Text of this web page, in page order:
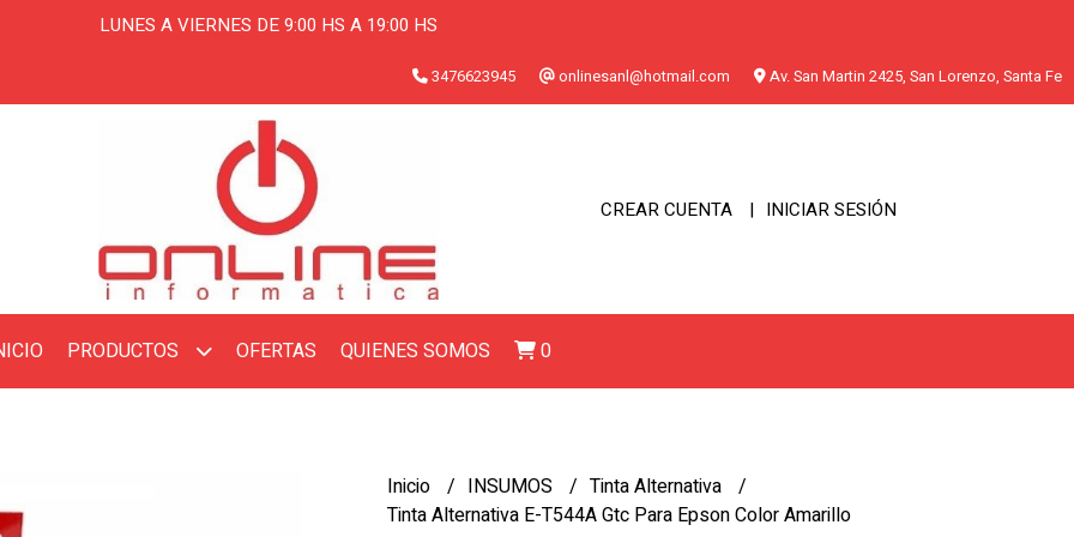
LUNES A VIERNES DE 9:00 HS A 19:00 HS
3476623945 onlinesanl@hotmail.com Av. San Martin 2425, San Lorenzo, Santa Fe
CREAR CUENTA INICIAR SESIÓN
PRODUCTOS OFERTAS QUIENES SOMOS 0
Inicio INSUMOS
Tinta Alternativa
Tinta Alternativa E-T544A Gtc Para Epson Color Amarillo